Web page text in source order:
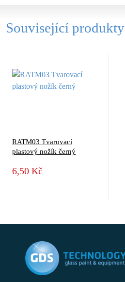
Související produkty
RATM03 Tvarovací
plastový nožík černý
6,50 Kč